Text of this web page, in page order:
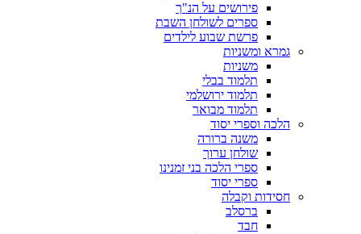
פירושים על הנ"ך
ספרים לשולחן השבת
פרשת שבוע לילדים
גמרא ומשניות
משניות
תלמוד בבלי
תלמוד ירושלמי
תלמוד מבואר
הלכה וספרי יסוד
משנה ברורה
שולחן ערוך
ספרי הלכה בני זמנינו
ספרי יסוד
חסידות וקבלה
ברסלב
חבד